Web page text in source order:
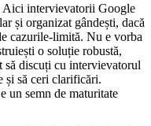
Aici intervievatorii Google
și organizat gândești, dacă
cazurile-limită. Nu e vorba
o soluție robustă,
discuți cu intervievatorul
și să ceri clarificări.
un semn de maturitate